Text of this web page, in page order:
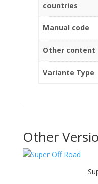
countries
Manual code
Other content
Variante Type
Other